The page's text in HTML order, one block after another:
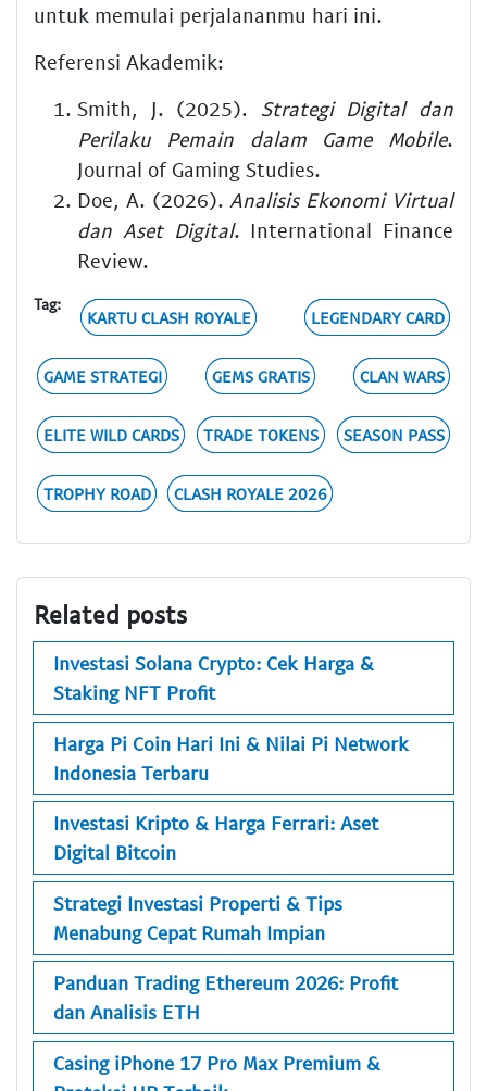
untuk memulai perjalananmu hari ini.
Referensi Akademik:
Smith, J. (2025). Strategi Digital dan
Perilaku Pemain dalam Game Mobile.
Journal of Gaming Studies.
Doe, A. (2026). Analisis Ekonomi Virtual
dan Aset Digital. International Finance
Review.
Tag:
KARTU CLASH ROYALE LEGENDARY CARD
GAME STRATEGI GEMS GRATIS CLAN WARS
ELITE WILD CARDS TRADE TOKENS SEASON PASS
TROPHY ROAD CLASH ROYALE 2026
Related posts
Investasi Solana Crypto: Cek Harga &
Staking NFT Profit
Harga Pi Coin Hari Ini & Nilai Pi Network
Indonesia Terbaru
Investasi Kripto & Harga Ferrari: Aset
Digital Bitcoin
Strategi Investasi Properti & Tips
Menabung Cepat Rumah Impian
Panduan Trading Ethereum 2026: Profit
dan Analisis ETH
Casing iPhone 17 Pro Max Premium &